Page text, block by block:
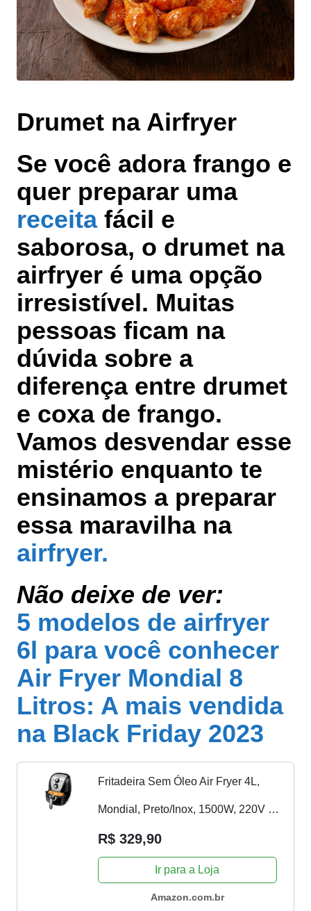
Drumet na Airfryer
Se você adora frango e
quer preparar uma
receitafácil e
saborosa, o drumet na
airfryer é uma opção
irresistível. Muitas
pessoas ficam na
dúvida sobre a
diferença entre drumet
e coxa de frango.
Vamos desvendar esse
mistério enquanto te
ensinamos a preparar
essa maravilha na
airfryer.
Não deixe de ver:
5 modelos de airfryer
6l para você conhecer
Air Fryer Mondial 8
Litros: A mais vendida
na Black Friday 2023
Fritadeira Sem Óleo Air Fryer 4L,
Mondial, Preto/Inox, 1500W, 220V -
AFN-40-BI
R$ 329,90
Ir para a Loja
Amazon.com.br